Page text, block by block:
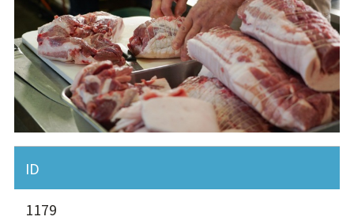
ID
1179